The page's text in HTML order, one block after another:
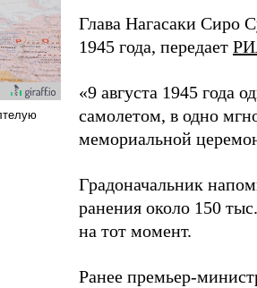
Глава Нагасаки Сиро
1945 года, передает
«9 августа 1945 года
самолетом, в одно
мемориальной
Градоначальник
ранения около 150
на тот момент.
Ранее премьер-